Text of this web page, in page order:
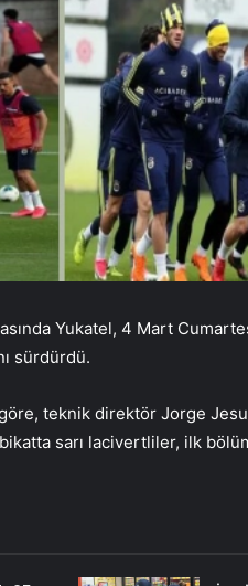
Yukatel, 4 Mart
sürdürdü.
teknik direktör Jorge
sarı lacivertliler, ilk